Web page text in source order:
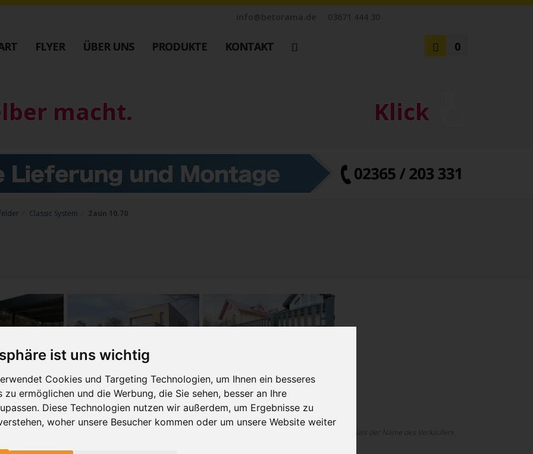
ist uns wichtig
Cookies und Targeting Technologien, um Ihnen ein besseres
zu ermöglichen und die Werbung, die Sie sehen, besser an Ihre
Diese Technologien nutzen wir außerdem, um Ergebnisse zu
woher unsere Besucher kommen oder um unsere Website weiter
FLYER ÜBER UNS PRODUKTE KONTAKT 0
Schiebetore
Downloads
Google Rezensionen
Datenschutz
Nachrichten
Klick
macht.
Classic System Zaun 10.70
Angebots inklusive der Montage. Es werden keine Einzelpositionen bewertet.
z.B. Onlinevergleich eines Mitbewerbers. Bei Angeboten von Unternehmen ohne Onlinekonfigurator, muss der Name des Verkäufers